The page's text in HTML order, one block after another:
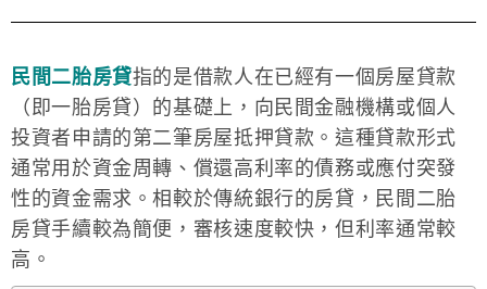
民間二胎房貸指的是借款人在已經有一個房屋貸款
（即一胎房貸）的基礎上，向民間金融機構或個人
投資者申請的第二筆房屋抵押貸款。這種貸款形式
通常用於資金周轉、償還高利率的債務或應付突發
性的資金需求。相較於傳統銀行的房貸，民間二胎
房貸手續較為簡便，審核速度較快，但利率通常較
高。